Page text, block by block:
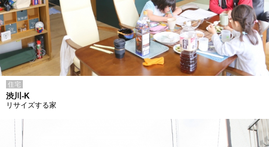
住宅
渋川-K
リサイズする家